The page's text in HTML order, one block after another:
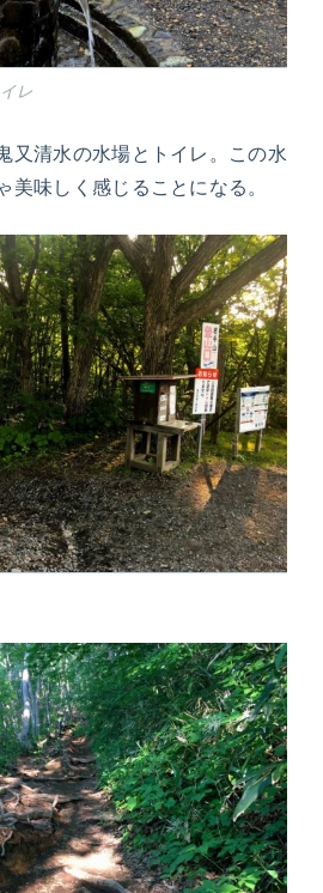
レ
又清水の水場とトイレ。この水
美味しく感じることになる。